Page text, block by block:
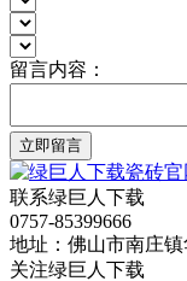
留言内容：
立即留言
联系绿巨人下载
0757-85399666
地址：佛山市南
关注绿巨人下载